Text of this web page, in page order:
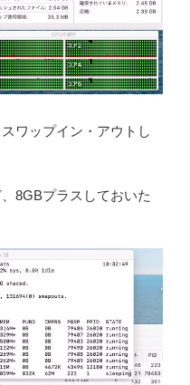
ワップイン・アウトし
8GBプラスしておいた